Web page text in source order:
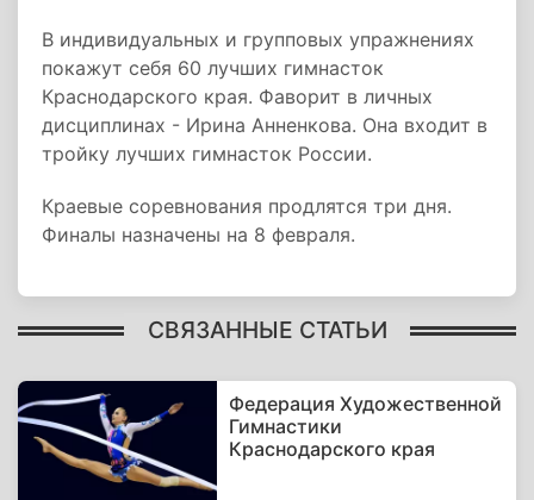
В индивидуальных и групповых упражнениях
покажут себя 60 лучших гимнасток
Краснодарского края. Фаворит в личных
дисциплинах - Ирина Анненкова. Она входит в
тройку лучших гимнасток России.
Краевые соревнования продлятся три дня.
Финалы назначены на 8 февраля.
СВЯЗАННЫЕ СТАТЬИ
Федерация Художественной
Гимнастики
Краснодарского края